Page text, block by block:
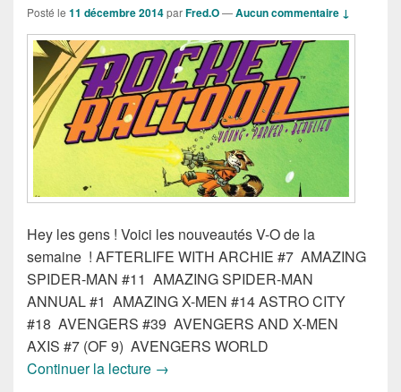
Posté le 11 décembre 2014parFred.O—Aucun commentaire ↓
Hey les gens ! Voici les nouveautés V-O de la
semaine ! AFTERLIFE WITH ARCHIE #7 AMAZING
SPIDER-MAN #11 AMAZING SPIDER-MAN
ANNUAL #1 AMAZING X-MEN #14 ASTRO CITY
#18 AVENGERS #39 AVENGERS AND X-MEN
AXIS #7 (OF 9) AVENGERS WORLD
Continuer la lecture Sortie des comics VO du 10
→